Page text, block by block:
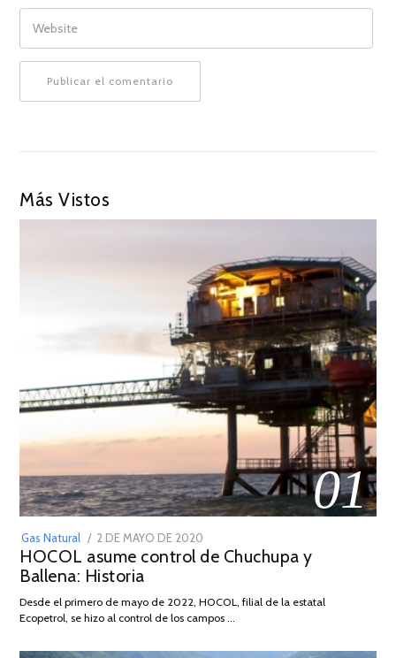
WEBSITE
Más Vistos
01
Gas Natural
POSTED
ON
2 DE MAYO DE 2020
DE
2026
HOCOL asume control de Chuchupa y
Ballena: Historia
Desde el primero de mayo de 2022, HOCOL, filial de la estatal
Ecopetrol, se hizo al control de los campos …